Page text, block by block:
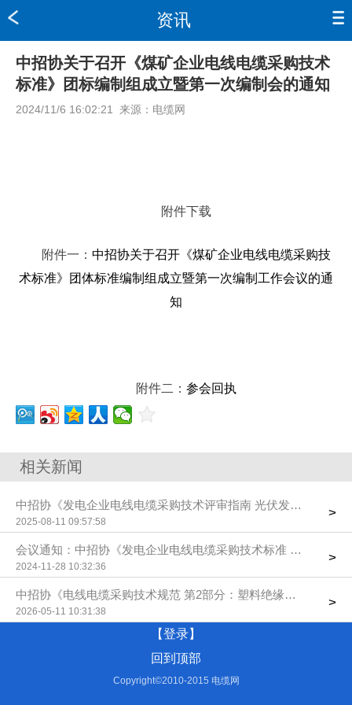
资讯
中招协关于召开《煤矿企业电线电缆采购技术
标准》团标编制组成立暨第一次编制会的通知
2024/11/6 16:02:21 来源： 电缆网
附件下载
附件一： 中招协关于召开《煤矿企业电线电缆采购技
术标准》团体标准编制组成立暨第一次编制工作会议的通
知
附件二： 参会回执
相关新闻
中招协《发电企业电线电缆采购技术评审指南 光伏发电系统用
2025-08-11 09:57:58
>
会议通知：中招协《发电企业
2024-11-28 10:32:36
>
中招协《电线电缆采购技术规范 第2部分：塑料绝缘控制电缆》
2026-05-11 10:31:38
>
【登录】
回到顶部
Copyright©2010-2015 电缆网